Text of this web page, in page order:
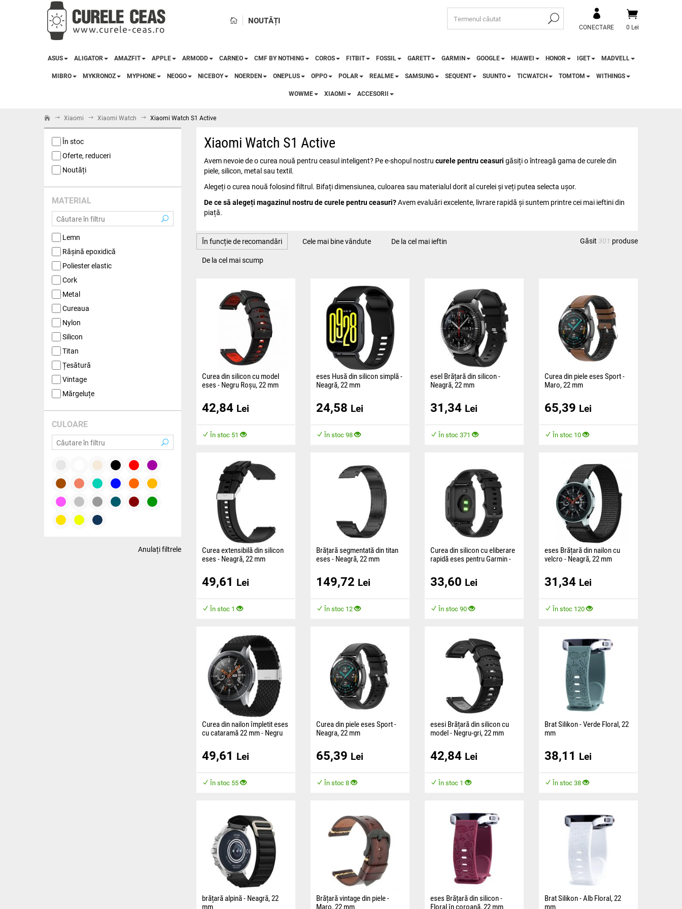
0 Lei
CONECTARE
NOUTĂȚI
ASUS ALIGATOR AMAZFIT APPLE ARMODD CARNEO CMF BY NOTHING COROS FITBIT FOSSIL GARETT GARMIN GOOGLE HUAWEI HONOR IGET MADVELL
MIBRO MYKRONOZ MYPHONE NEOGO NICEBOY NOERDEN ONEPLUS OPPO POLAR REALME SAMSUNG SEQUENT SUUNTO TICWATCH TOMTOM WITHINGS
WOWME XIAOMI ACCESORII
Xiaomi Xiaomi Watch Xiaomi Watch S1 Active
În stoc
Oferte, reduceri
Noutăți
MATERIAL
Lemn
Rășină epoxidică
Poliester elastic
Cork
Metal
Cureaua
Nylon
Silicon
Titan
Țesătură
Vintage
Mărgeluțe
CULOARE
Anulați filtrele
Xiaomi Watch S1 Active
Avem nevoie de o curea nouă pentru ceasul inteligent? Pe e-shopul nostru curele pentru ceasuri găsiți o întreagă gama de curele din
piele, silicon, metal sau textil.
Alegeți o curea nouă folosind filtrul. Bifați dimensiunea, culoarea sau materialul dorit al curelei și veți putea selecta ușor.
De ce să alegeți magazinul nostru de curele pentru ceasuri?Avem evaluări excelente, livrare rapidă și suntem printre cei mai ieftini din
piață.
Găsit 301 produse
În funcție de recomandări Cele mai bine vândute
De la cel mai ieftin
De la cel mai scump
Curea din silicon cu model
eses - Negru Roșu, 22 mm
dintr-un material plăcut care
garantează confort în timpul
42,84 Lei
În stoc 51
eses Husă din silicon simplă -
Neagră, 22 mm
material plăcut și oferă confort
în timpul purtării.
24,58 Lei
În stoc 98
esel Brățară din silicon -
Neagră, 22 mm
material plăcut și asigură
confortul în timpul purtării.
31,34 Lei
În stoc 371
Curea din piele eses Sport -
Maro, 22 mm
material flexi plăcut într-o
combinație între un design
65,39 Lei
În stoc 10
Curea extensibilă din silicon
eses - Neagră, 22 mm
dintr-un material plăcut și
garantează confort în timpul
49,61 Lei
În stoc 1
Brățară segmentată din titan
eses - Neagră, 22 mm
proiectată pentru a îndeplini
cerințele iubitorilor de ceasuri,
149,72 Lei
În stoc 12
Curea din silicon cu eliberare
rapidă eses pentru Garmin -
Cureaua din silicon este
fabricată dintr-un material
timpul purtării.
33,60 Lei
În stoc 90
eses Brățară din nailon cu
velcro - Neagră, 22 mm
țesut, fabricată dintr-un
material plăcut și asigură
31,34 Lei
În stoc 120
Curea din nailon împletit eses
cu cataramă 22 mm - Negru
dintr-un material plăcut și
garantează confort în timpul
49,61 Lei
În stoc 55
Curea din piele eses Sport -
Neagra, 22 mm
material flexi plăcut într-o
combinație între un design
65,39 Lei
În stoc 8
esesi Brățară din silicon cu
model - Negru-gri, 22 mm
material plăcut, care asigură
confortul în timpul purtării.
42,84 Lei
În stoc 1
Brat Silikon - Verde Floral, 22
mm
fabricată dintr-un material
plăcut și asigură confort pe
38,11 Lei
În stoc 38
brățară alpină - Neagră, 22
mm
Brățară vintage din piele -
Maro, 22 mm
eses Brățară din silicon -
Floral în coroană, 22 mm
Brat Silikon - Alb Floral, 22
mm